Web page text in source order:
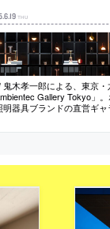
.6.19 THU
鬼木孝一郎による、東京・
Gallery Tokyo」
明器具ブランドの直営ギャ
井・フレームを黒塗装して